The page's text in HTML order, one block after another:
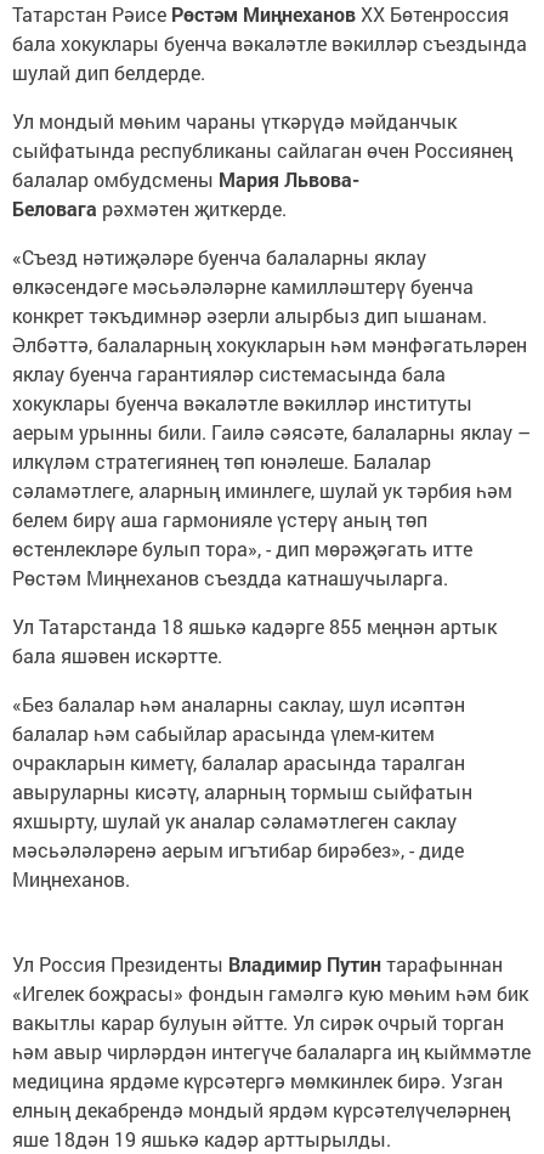
Татарстан Рәисе Рөстәм МиңнехановXX Бөтенроссия
бала хокуклары буенча вәкаләтле вәкилләр съездында
шулай дип белдерде.
Ул мондый мөһим чараны үткәрүдә мәйданчык
сыйфатында республиканы сайлаган өчен Россиянең
балалар омбудсмены Мария Львова-
Беловага рәхмәтен җиткерде.
«Съезд нәтиҗәләре буенча балаларны яклау
өлкәсендәге мәсьәләләрне камилләштерү буенча
конкрет тәкъдимнәр әзерли алырбыз дип ышанам.
Әлбәттә, балаларның хокукларын һәм мәнфәгатьләрен
яклау буенча гарантияләр системасында бала
хокуклары буенча вәкаләтле вәкилләр институты
аерым урынны били. Гаилә сәясәте, балаларны яклау –
илкүләм стратегиянең төп юнәлеше. Балалар
сәламәтлеге, аларның иминлеге, шулай ук тәрбия һәм
белем бирү аша гармонияле үстерү аның төп
өстенлекләре булып тора», - дип мөрәҗәгать итте
Рөстәм Миңнеханов съездда катнашучыларга.
Ул Татарстанда 18 яшькә кадәрге 855 меңнән артык
бала яшәвен искәртте.
«Без балалар һәм аналарны саклау, шул исәптән
балалар һәм сабыйлар арасында үлем-китем
очракларын киметү, балалар арасында таралган
авыруларны кисәтү, аларның тормыш сыйфатын
яхшырту, шулай ук аналар сәламәтлеген саклау
мәсьәләләренә аерым игътибар бирәбез», - диде
Миңнеханов.
Ул Россия Президенты Владимир Путинтарафыннан
«Игелек боҗрасы» фондын гамәлгә кую мөһим һәм бик
вакытлы карар булуын әйтте. Ул сирәк очрый торган
һәм авыр чирләрдән интегүче балаларга иң кыйммәтле
медицина ярдәме күрсәтергә мөмкинлек бирә. Узган
елның декабрендә мондый ярдәм күрсәтелүчеләрнең
яше 18дән 19 яшькә кадәр арттырылды.